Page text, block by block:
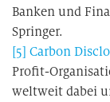
Banken und
Springer.
[5] Carbon
Profit-
weltweit dabei